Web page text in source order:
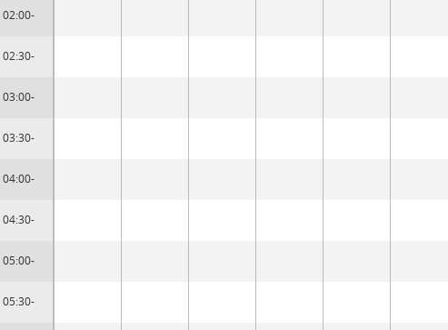
02:00-
02:30-
03:00-
03:30-
04:00-
04:30-
05:00-
05:30-